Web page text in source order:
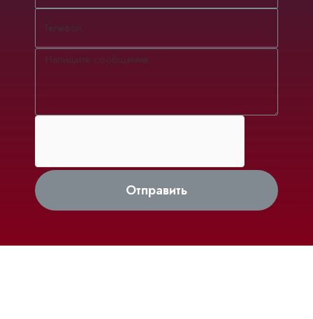
Отправить